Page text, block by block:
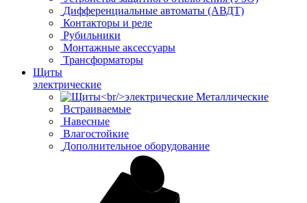
Дифференциальные автоматы (АВДТ)
Контакторы и реле
Рубильники
Монтажные аксессуары
Трансформаторы
Щиты
электрические
Металлические
Встраиваемые
Навесные
Влагостойкие
Дополнительное оборудование